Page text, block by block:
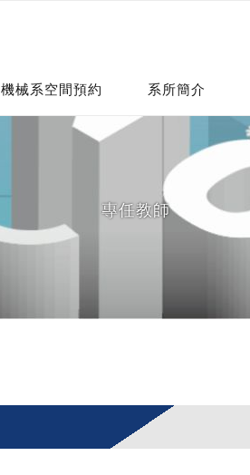
機械系空間預約 系所簡介
專任教師